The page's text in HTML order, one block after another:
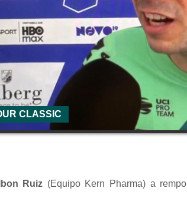
CLASSIC
Ibon Ruiz (Equipo Kern Pharma) a